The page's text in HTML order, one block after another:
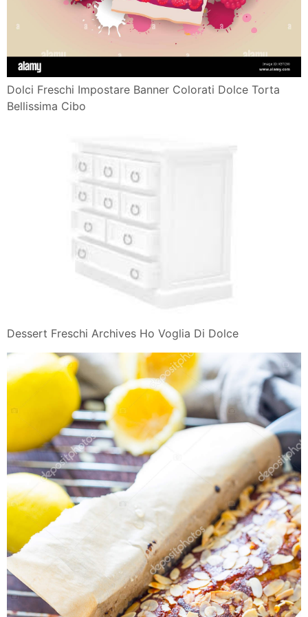
Dolci Freschi Impostare Banner Colorati Dolce Torta
Bellissima Cibo
Dessert Freschi Archives Ho Voglia Di Dolce